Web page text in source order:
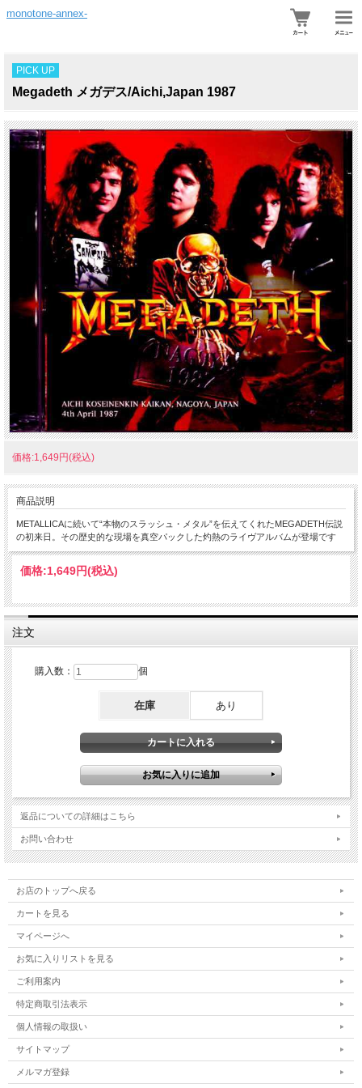
monotone-annex-
PICK UP
Megadeth メガデス/Aichi,Japan 1987
価格:1,649円(税込)
商品説明
METALLICAに続いて“本物のスラッシュ・メタル”を伝えてくれたMEGADETH伝説
の初来日。その歴史的な現場を真空パックした灼熱のライヴアルバムが登場です
価格:1,649円(税込)
注文
購入数： 個
在庫 あり
返品についての詳細はこちら
お問い合わせ
お店のトップへ戻る
カートを見る
マイページへ
お気に入りリストを見る
ご利用案内
特定商取引法表示
個人情報の取扱い
サイトマップ
メルマガ登録